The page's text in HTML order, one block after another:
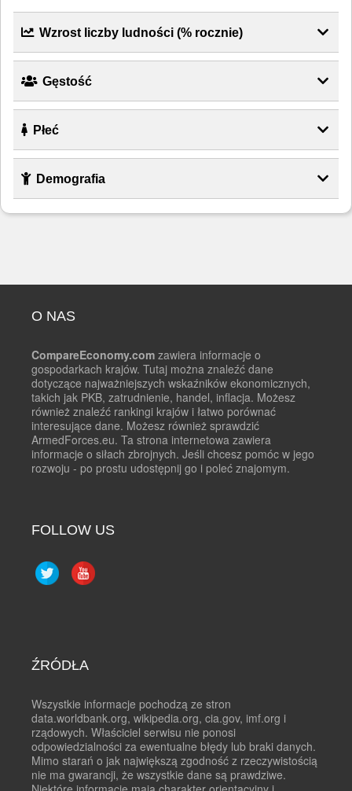
Wzrost liczby ludności (% rocznie)
Gęstość
Płeć
Demografia
O NAS
CompareEconomy.com zawiera informacje o
gospodarkach krajów. Tutaj można znaleźć dane
dotyczące najważniejszych wskaźników ekonomicznych,
takich jak PKB, zatrudnienie, handel, inflacja. Możesz
również znaleźć rankingi krajów i łatwo porównać
interesujące dane. Możesz również sprawdzić
ArmedForces.eu. Ta strona internetowa zawiera
informacje o siłach zbrojnych. Jeśli chcesz pomóc w jego
rozwoju - po prostu udostępnij go i poleć znajomym.
FOLLOW US
ŹRÓDŁA
Wszystkie informacje pochodzą ze stron
data.worldbank.org, wikipedia.org, cia.gov, imf.org i
rządowych. Właściciel serwisu nie ponosi
odpowiedzialności za ewentualne błędy lub braki danych.
Mimo starań o jak największą zgodność z rzeczywistością
nie ma gwarancji, że wszystkie dane są prawdziwe.